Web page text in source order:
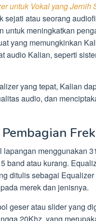
untuk Vokal yang Jernih
atau seorang
untuk meningkatkan
yang memungkinkan
audio Kalian, seperti
yang tepat, Kalian
audio, dan
menggunakan
band atau kurang.
ditulis sebagai
merek dan jenisnya.
geser atau slider yang